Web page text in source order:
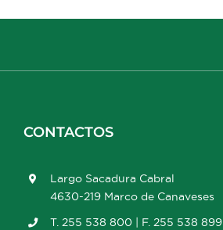
CONTACTOS
Largo Sacadura Cabral
4630-219 Marco de Canaveses
T. 255 538 800 | F. 255 538 899